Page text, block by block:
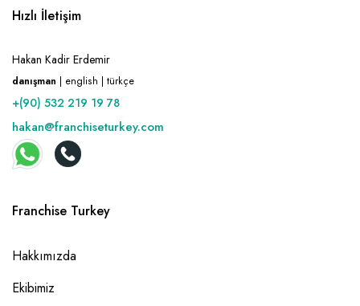
Hızlı İletişim
Hakan Kadir Erdemir
danışman | english | türkçe
+(90) 532 219 19 78
hakan@franchiseturkey.com
Franchise Turkey
Hakkımızda
Ekibimiz